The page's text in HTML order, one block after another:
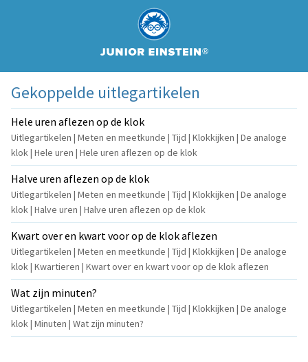
Gekoppelde uitlegartikelen
Hele uren aflezen op de klok
Uitlegartikelen | Meten en meetkunde | Tijd | Klokkijken | De analoge
klok | Hele uren | Hele uren aflezen op de klok
Halve uren aflezen op de klok
Uitlegartikelen | Meten en meetkunde | Tijd | Klokkijken | De analoge
klok | Halve uren | Halve uren aflezen op de klok
Kwart over en kwart voor op de klok aflezen
Uitlegartikelen | Meten en meetkunde | Tijd | Klokkijken | De analoge
klok | Kwartieren | Kwart over en kwart voor op de klok aflezen
Wat zijn minuten?
Uitlegartikelen | Meten en meetkunde | Tijd | Klokkijken | De analoge
klok | Minuten | Wat zijn minuten?